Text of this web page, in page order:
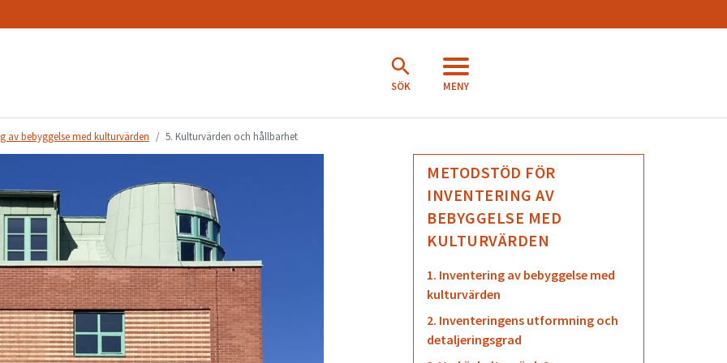
SÖK MENY
av bebyggelse med kulturvärden 5. Kulturvärden och hållbarhet
METODSTÖD FÖR
INVENTERING AV
BEBYGGELSE MED
KULTURVÄRDEN
1. Inventering av bebyggelse med
kulturvärden
2. Inventeringens utformning och
detaljeringsgrad